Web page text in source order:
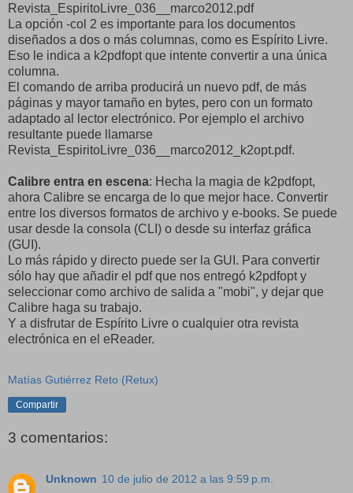
Revista_EspiritoLivre_036__marco2012.pdf
La opción -col 2 es importante para los documentos
diseñados a dos o más columnas, como es Espírito Livre.
Eso le indica a k2pdfopt que intente convertir a una única
columna.
El comando de arriba producirá un nuevo pdf, de más
páginas y mayor tamaño en bytes, pero con un formato
adaptado al lector electrónico. Por ejemplo el archivo
resultante puede llamarse
Revista_EspiritoLivre_036__marco2012_k2opt.pdf.
Calibre entra en escena: Hecha la magia de k2pdfopt,
ahora Calibre se encarga de lo que mejor hace. Convertir
entre los diversos formatos de archivo y e-books. Se puede
usar desde la consola (CLI) o desde su interfaz gráfica
(GUI).
Lo más rápido y directo puede ser la GUI. Para convertir
sólo hay que añadir el pdf que nos entregó k2pdfopt y
seleccionar como archivo de salida a "mobi", y dejar que
Calibre haga su trabajo.
Y a disfrutar de Espírito Livre o cualquier otra revista
electrónica en el eReader.
Matías Gutiérrez Reto (Retux)
Compartir
3 comentarios:
Unknown 10 de julio de 2012 a las 9:59 p.m.